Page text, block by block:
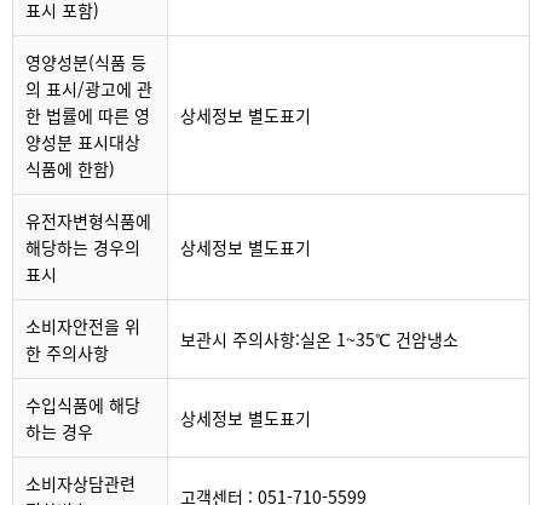
표시 포함)
영양성분(식품 등
의 표시/광고에 관
한 법률에 따른 영
양성분 표시대상
식품에 한함)
상세정보 별도표기
유전자변형식품에
해당하는 경우의
표시
상세정보 별도표기
소비자안전을 위
한 주의사항
보관시 주의사항:실온 1~35℃ 건암냉소
수입식품에 해당
하는 경우
상세정보 별도표기
소비자상담관련
고객센터 : 051-710-5599